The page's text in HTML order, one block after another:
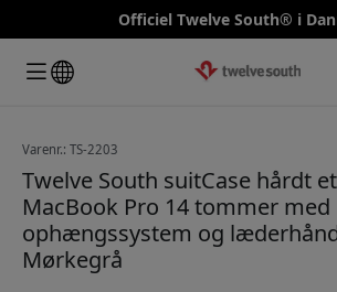
Officiel Twelve South® i
Varenr.: TS-2203
Twelve South suitCase hårdt
MacBook Pro 14 tommer med
ophængssystem og
Mørkegrå